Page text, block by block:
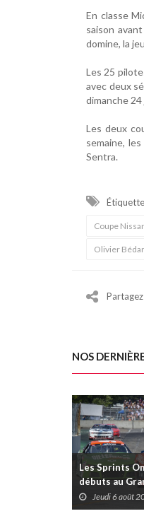
En classe
saison
domine, la
Les 25
avec deux
dimanche
Les deux
semaine,
Sentra.
Coupe
Olivier
NOS
Les Sprints
débuts au
Rivières avec
Daytona
Jeudi 6 août